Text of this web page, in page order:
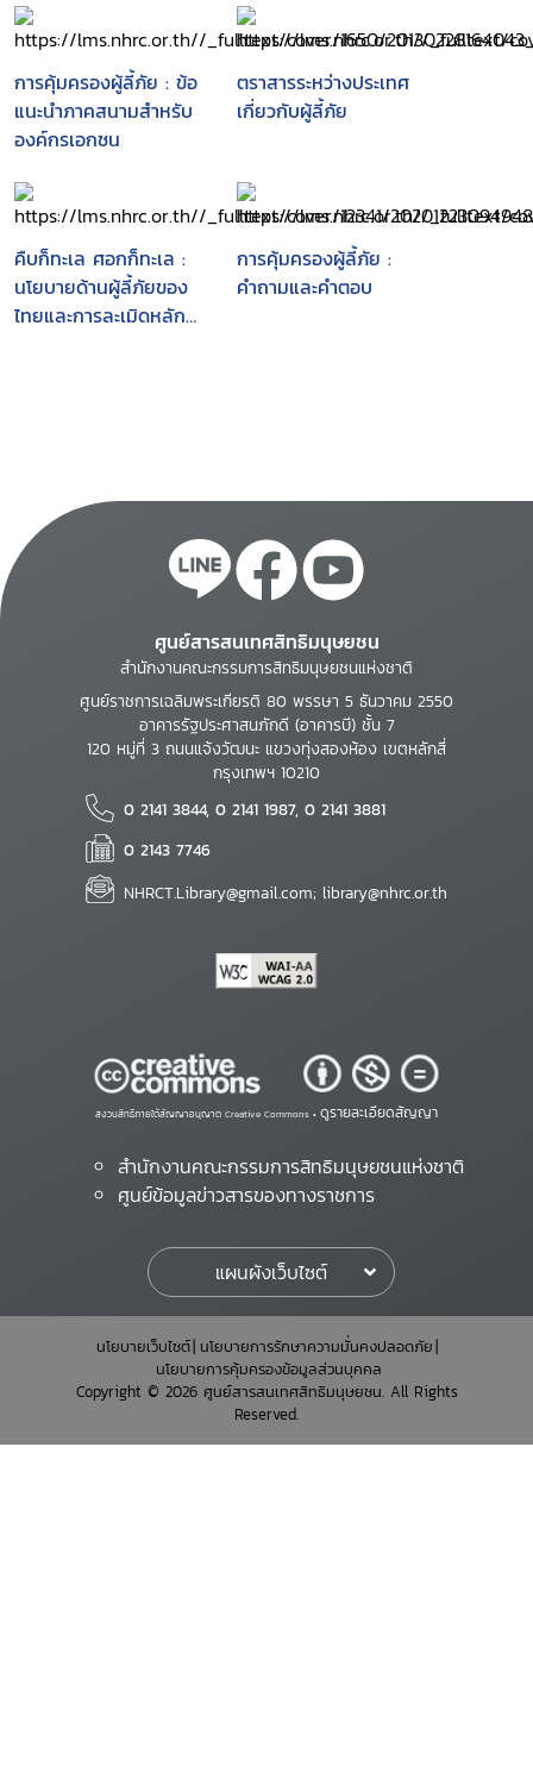
การคุ้มครองผู้ลี้ภัย : ข้อ
แนะนำภาคสนามสำหรับ
องค์กรเอกชน
ตราสารระหว่างประเทศ
เกี่ยวกับผู้ลี้ภัย
คืบก็ทะเล ศอกก็ทะเล :
นโยบายด้านผู้ลี้ภัยของ
ไทยและการละเมิดหลัก
การคุ้มครองผู้ลี้ภัย :
คำถามและคำตอบ
ศูนย์สารสนเทศสิทธิมนุษยชน
สำนักงานคณะกรรมการสิทธิมนุษยชนแห่งชาติ
ศูนย์ราชการเฉลิมพระเกียรติ 80 พรรษา 5 ธันวาคม 2550
อาคารรัฐประศาสนภักดี (อาคารบี) ชั้น 7
120 หมู่ที่ 3 ถนนแจ้งวัฒนะ แขวงทุ่งสองห้อง เขตหลักสี่
กรุงเทพฯ 10210
0 2141 3844, 0 2141 1987, 0 2141 3881
0 2143 7746
NHRCT.Library@gmail.com; library@nhrc.or.th
สงวนสิทธิ์ภายใต้สัญญาอนุญาต Creative Commons • ดูรายละเอียดสัญญา
สำนักงานคณะกรรมการสิทธิมนุษยชนแห่งชาติ
ศูนย์ข้อมูลข่าวสารของทางราชการ
แผนผังเว็บไซต์
นโยบายเว็บไซต์ นโยบายการรักษาความมั่นคงปลอดภัย
นโยบายการคุ้มครองข้อมูลส่วนบุคคล
Copyright © 2026 ศูนย์สารสนเทศสิทธิมนุษยชน. All Rights
Reserved.